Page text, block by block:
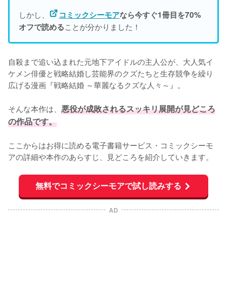
しかし、 コミックシーモアなら今すぐ1冊目を70%
オフで読めることが分かりました！
自殺まで追い込まれた元地下アイドルの主人公が、大人気イ
ケメン俳優と戦略結婚し芸能界のクズたちと生存競争を繰り
広げる漫画『戦略結婚 ～華麗なるクズな人々～』。
そんな本作は、 悪役が成敗されるスッキリ展開が見どころ
の作品です。
ここからはお得に読める電子書籍サービス・コミックシーモ
アの詳細や本作のあらすじ、見どころを紹介していきます。
無料でコミックシーモアで試し読みする
AD